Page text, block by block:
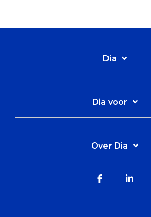
Dia
Dia voor
Over Dia
Facebook